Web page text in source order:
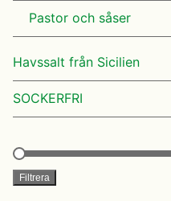
Pastor och såser
Havssalt från Sicilien
SOCKERFRI
Filtrera